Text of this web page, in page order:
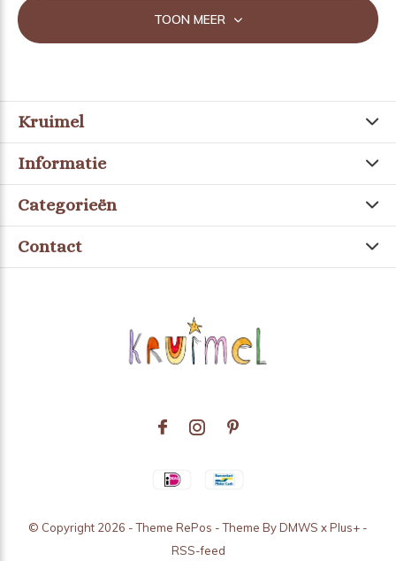
TOON MEER
Kruimel
Informatie
Categorieën
Contact
© Copyright 2026 - Theme RePos - Theme ByDMWS xPlus+ -
RSS-feed